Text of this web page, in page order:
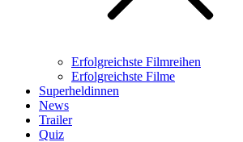
Erfolgreichste Filmreihen
Erfolgreichste Filme
Superheldinnen
News
Trailer
Quiz